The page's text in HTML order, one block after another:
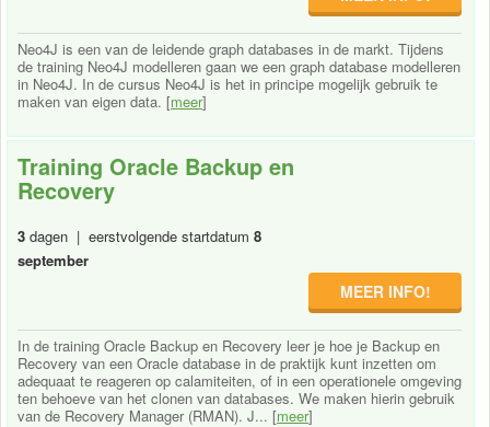
Neo4J is een van de leidende graph databases in de markt. Tijdens
de training Neo4J modelleren gaan we een graph database modelleren
in Neo4J. In de cursus Neo4J is het in principe mogelijk gebruik te
maken van eigen data. [meer]
Training Oracle Backup en
Recovery
3 dagen | eerstvolgende startdatum 8
september
MEER INFO!
In de training Oracle Backup en Recovery leer je hoe je Backup en
Recovery van een Oracle database in de praktijk kunt inzetten om
adequaat te reageren op calamiteiten, of in een operationele omgeving
ten behoeve van het clonen van databases. We maken hierin gebruik
van de Recovery Manager (RMAN). J... [meer]